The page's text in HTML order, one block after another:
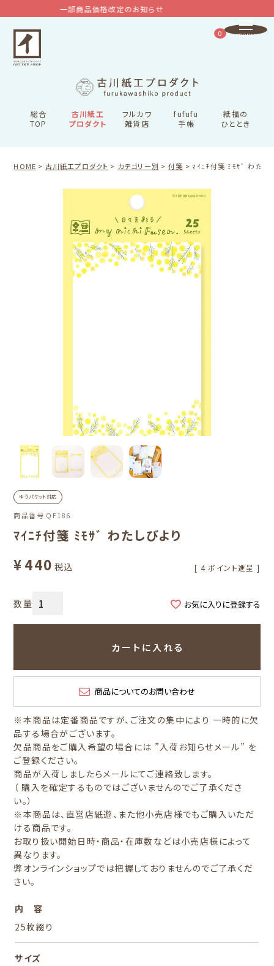
一部商品価格改定のお知らせ
総合
TOP
古川紙工
プロダクト
フルカワ
雑貨店
fufufu
手帳
紙福の
ひととき
0
HOME 古川紙工プロダクト カテゴリー別 付箋 ﾏｲﾆﾁ付箋 ﾐﾓｻﾞ わたし
ゆうパケット対応
商品番号 QF186
ﾏｲﾆﾁ付箋 ﾐﾓｻﾞ わたしびより
¥440 税込 [ 4 ポイント進呈 ]
お気に入りに登録する
カートに入れる
商品についてのお問い合わせ
※本商品は定番商品ですが、ご注文の集中により 一時的に欠
品する場合がございます。
欠品商品をご購入希望の場合には ”入荷お知らせメール” を
ご登録ください。
商品が入荷しましたらメールにてご連絡致します。
（ 購入を確定するものではございませんのでご了承くださ
い。）
※本商品は、直営店紙遊、また他小売店様でもご購入いただ
ける商品です。
お取り扱い開始日時・商品・在庫数などは小売店様によって
異なります。
弊オンラインショップでは把握しておりませんのでご了承くだ
さい。
内 容
25枚綴り
サイズ